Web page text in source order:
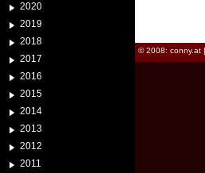
2020
2019
2018
2017
2016
2015
2014
2013
2012
2011
© 2008: conny.at |